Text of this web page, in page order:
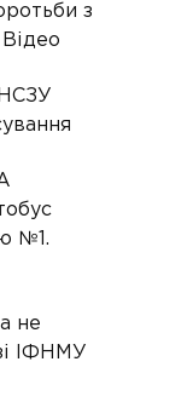
з
№1.
не
ІФНМУ